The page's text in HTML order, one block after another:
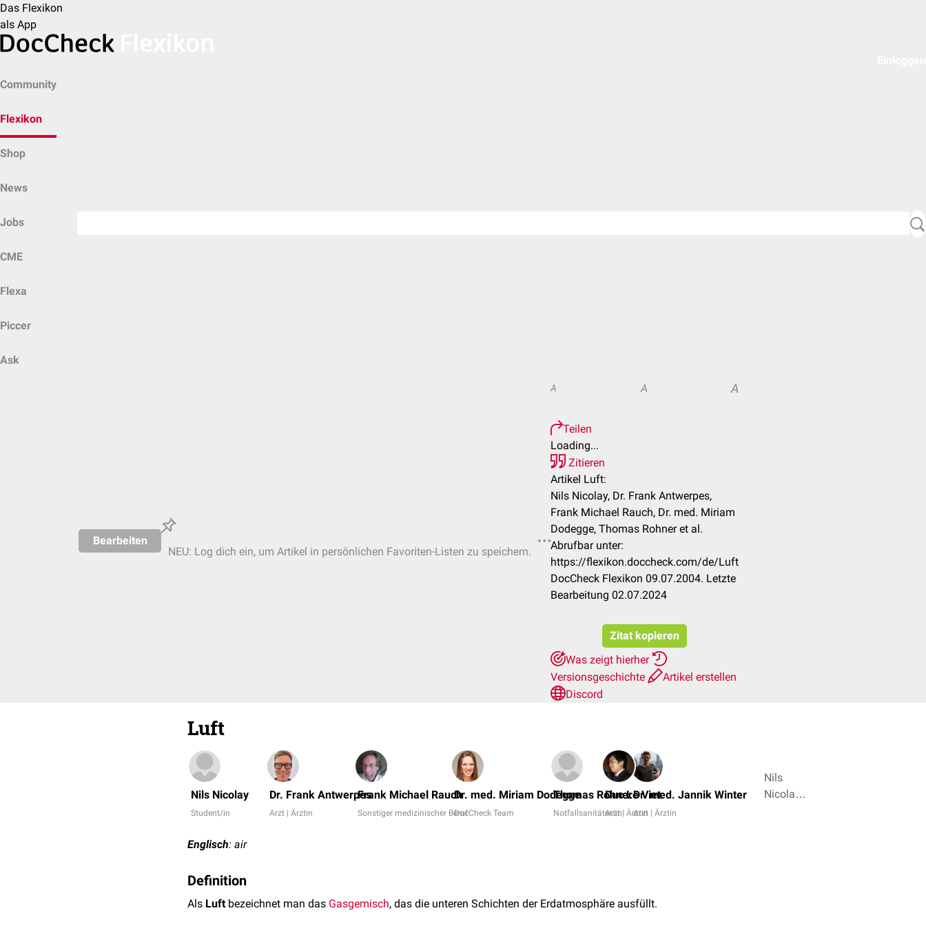
Das Flexikon
als App
Community
Flexikon
Shop
News
Jobs
CME
Flexa
Piccer
Ask
Bearbeiten
NEU: Log dich ein, um Artikel in persönlichen Favoriten-Listen zu speichern.
A A A
Teilen
Loading...
Zitieren
Artikel Luft:
Nils Nicolay, Dr. Frank Antwerpes,
Frank Michael Rauch, Dr. med. Miriam
Dodegge, Thomas Rohner et al.
Abrufbar unter:
https://flexikon.doccheck.com/de/Luft
DocCheck Flexikon 09.07.2004. Letzte
Bearbeitung 02.07.2024
Zitat kopieren
Was zeigt hierher
Versionsgeschichte
Artikel erstellen
Discord
Luft
Nils Nicolay
Student/in
Dr. Frank Antwerpes
Arzt | Ärztin
Frank Michael Rauch
Sonstiger medizinischer Beruf
Dr. med. Miriam Dodegge
DocCheck Team
Thomas Rohner
Notfallsanitäter/in
Duc Le Viet
Arzt | Ärztin
Dr. med. Jannik Winter
Arzt | Ärztin
Nils
Nicolay,
Englisch: air
Definition
Als Luftbezeichnet man das Gasgemisch, das die unteren Schichten der Erdatmosphäre ausfüllt.